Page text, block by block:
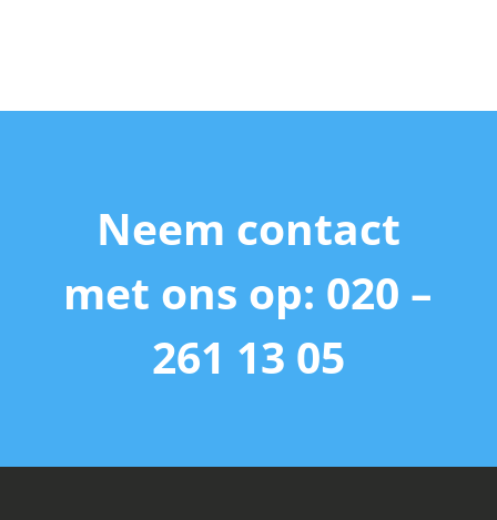
Neem contact
met ons op: 020 –
261 13 05